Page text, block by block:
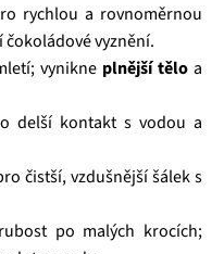
rychlou a rovnoměrnou
vyznění.
vynikne plnější tělo a
delší kontakt s vodou a
čistší, vzdušnější šálek s
po malých krocích;